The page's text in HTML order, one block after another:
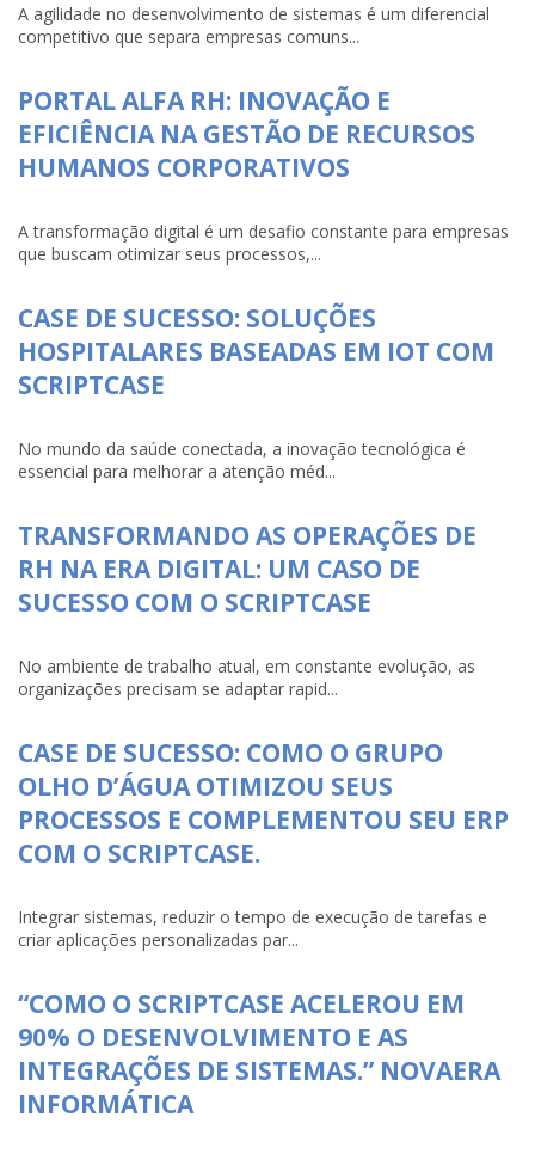
A agilidade no desenvolvimento de sistemas é um diferencial
competitivo que separa empresas comuns...
PORTAL ALFA RH: INOVAÇÃO E
EFICIÊNCIA NA GESTÃO DE RECURSOS
HUMANOS CORPORATIVOS
A transformação digital é um desafio constante para empresas
que buscam otimizar seus processos,...
CASE DE SUCESSO: SOLUÇÕES
HOSPITALARES BASEADAS EM IOT COM
SCRIPTCASE
No mundo da saúde conectada, a inovação tecnológica é
essencial para melhorar a atenção méd...
TRANSFORMANDO AS OPERAÇÕES DE
RH NA ERA DIGITAL: UM CASO DE
SUCESSO COM O SCRIPTCASE
No ambiente de trabalho atual, em constante evolução, as
organizações precisam se adaptar rapid...
CASE DE SUCESSO: COMO O GRUPO
OLHO D’ÁGUA OTIMIZOU SEUS
PROCESSOS E COMPLEMENTOU SEU ERP
COM O SCRIPTCASE.
Integrar sistemas, reduzir o tempo de execução de tarefas e
criar aplicações personalizadas par...
“COMO O SCRIPTCASE ACELEROU EM
90% O DESENVOLVIMENTO E AS
INTEGRAÇÕES DE SISTEMAS.” NOVAERA
INFORMÁTICA